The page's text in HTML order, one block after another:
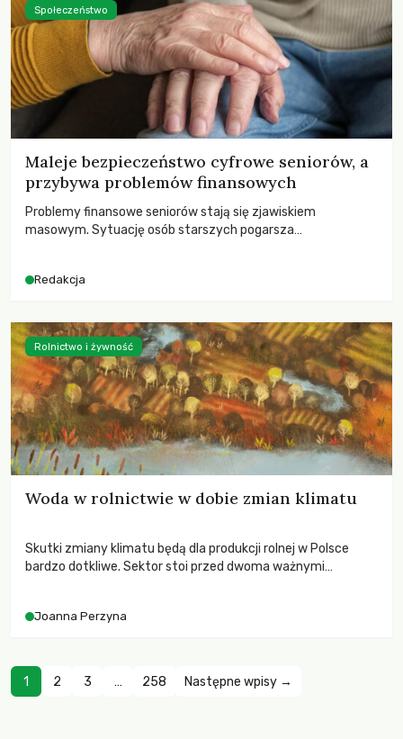
Maleje bezpieczeństwo cyfrowe seniorów, a
przybywa problemów finansowych
Problemy finansowe seniorów stają się zjawiskiem
masowym. Sytuację osób starszych pogarsza
Redakcja
Społeczeństwo
Woda w rolnictwie w dobie zmian klimatu
Skutki zmiany klimatu będą dla produkcji rolnej w Polsce
bardzo dotkliwe. Sektor stoi przed dwoma ważnymi
zachodzących zmian klimatycznych. Wymagać to będzie
Joanna Perzyna
Rolnictwo i żywność
1 2 3 … 258 Następne wpisy →